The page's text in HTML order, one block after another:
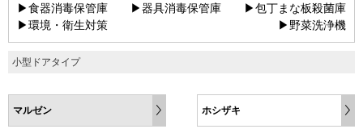
▶食器消毒保管庫
▶器具消毒保管庫
▶包丁まな板殺菌庫
▶環境・衛生対策
▶野菜洗浄機
小型ドアタイプ
マルゼン ホシザキ